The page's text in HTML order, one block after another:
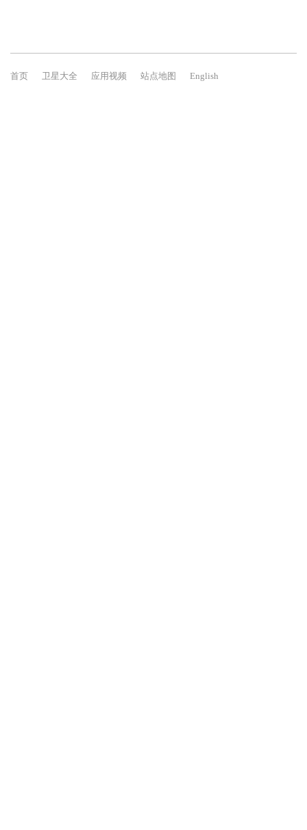
首页 卫星大全 应用视频 站点地图 English